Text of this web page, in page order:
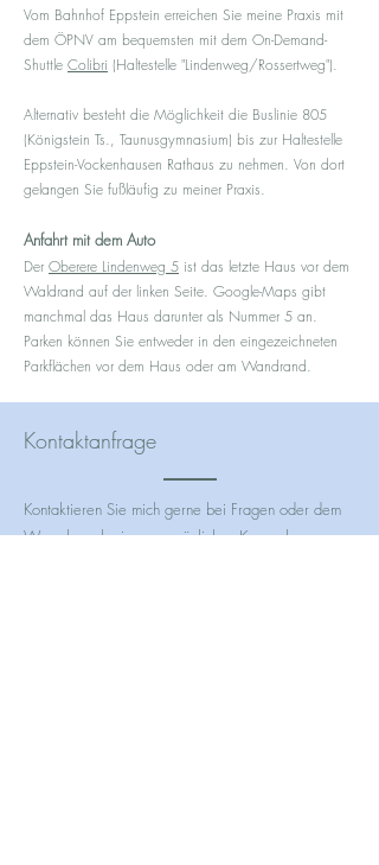
Vom Bahnhof Eppstein erreichen Sie meine Praxis mit
dem ÖPNV am bequemsten mit dem On-Demand-
Shuttle Colibri (Haltestelle "Lindenweg/Rossertweg").
Alternativ besteht die Möglichkeit die Buslinie 805
(Königstein Ts., Taunusgymnasium) bis zur Haltestelle
Eppstein-Vockenhausen Rathaus zu nehmen. Von dort
gelangen Sie fußläufig zu meiner Praxis.
Anfahrt mit dem Auto
Der Oberere Lindenweg 5 ist das letzte Haus vor dem
Waldrand auf der linken Seite. Google-Maps gibt
manchmal das Haus darunter als Nummer 5 an.
Parken können Sie entweder in den eingezeichneten
Parkflächen vor dem Haus oder am Wandrand.
Kontaktanfrage
Kontaktieren Sie mich gerne bei Fragen oder dem
Wunsch nach einem persönlichen Kennenlernen.